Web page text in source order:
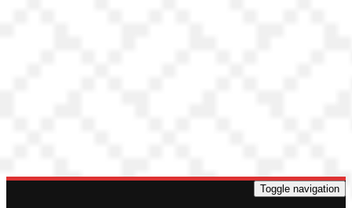
Toggle navigation